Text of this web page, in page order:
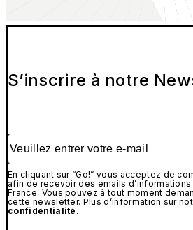
S’inscrire à notre
Veuillez entrer votre e-mail
En cliquant sur “Go!” vous acceptez de
afin de recevoir des emails d’informations
France. Vous pouvez à tout moment
cette newsletter. Plus d’information sur
confidentialité .